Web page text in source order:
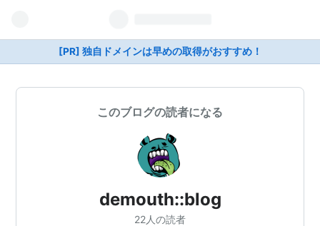
[PR] 独自ドメインは早めの取得がおすすめ！
このブログの読者になる
demouth::blog
22人の読者